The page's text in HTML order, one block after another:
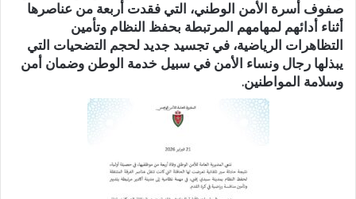
صفوف أسرة الأمن الوطني، التي فقدت أربعة من عناصرها
أثناء أدائهم لمهامهم المرتبطة بحفظ النظام وتأمين
التظاهرات الرياضية، في تجسيد جديد لحجم التضحيات التي
يبذلها رجال ونساء الأمن في سبيل خدمة الوطن وضمان أمن
وسلامة المواطنين.